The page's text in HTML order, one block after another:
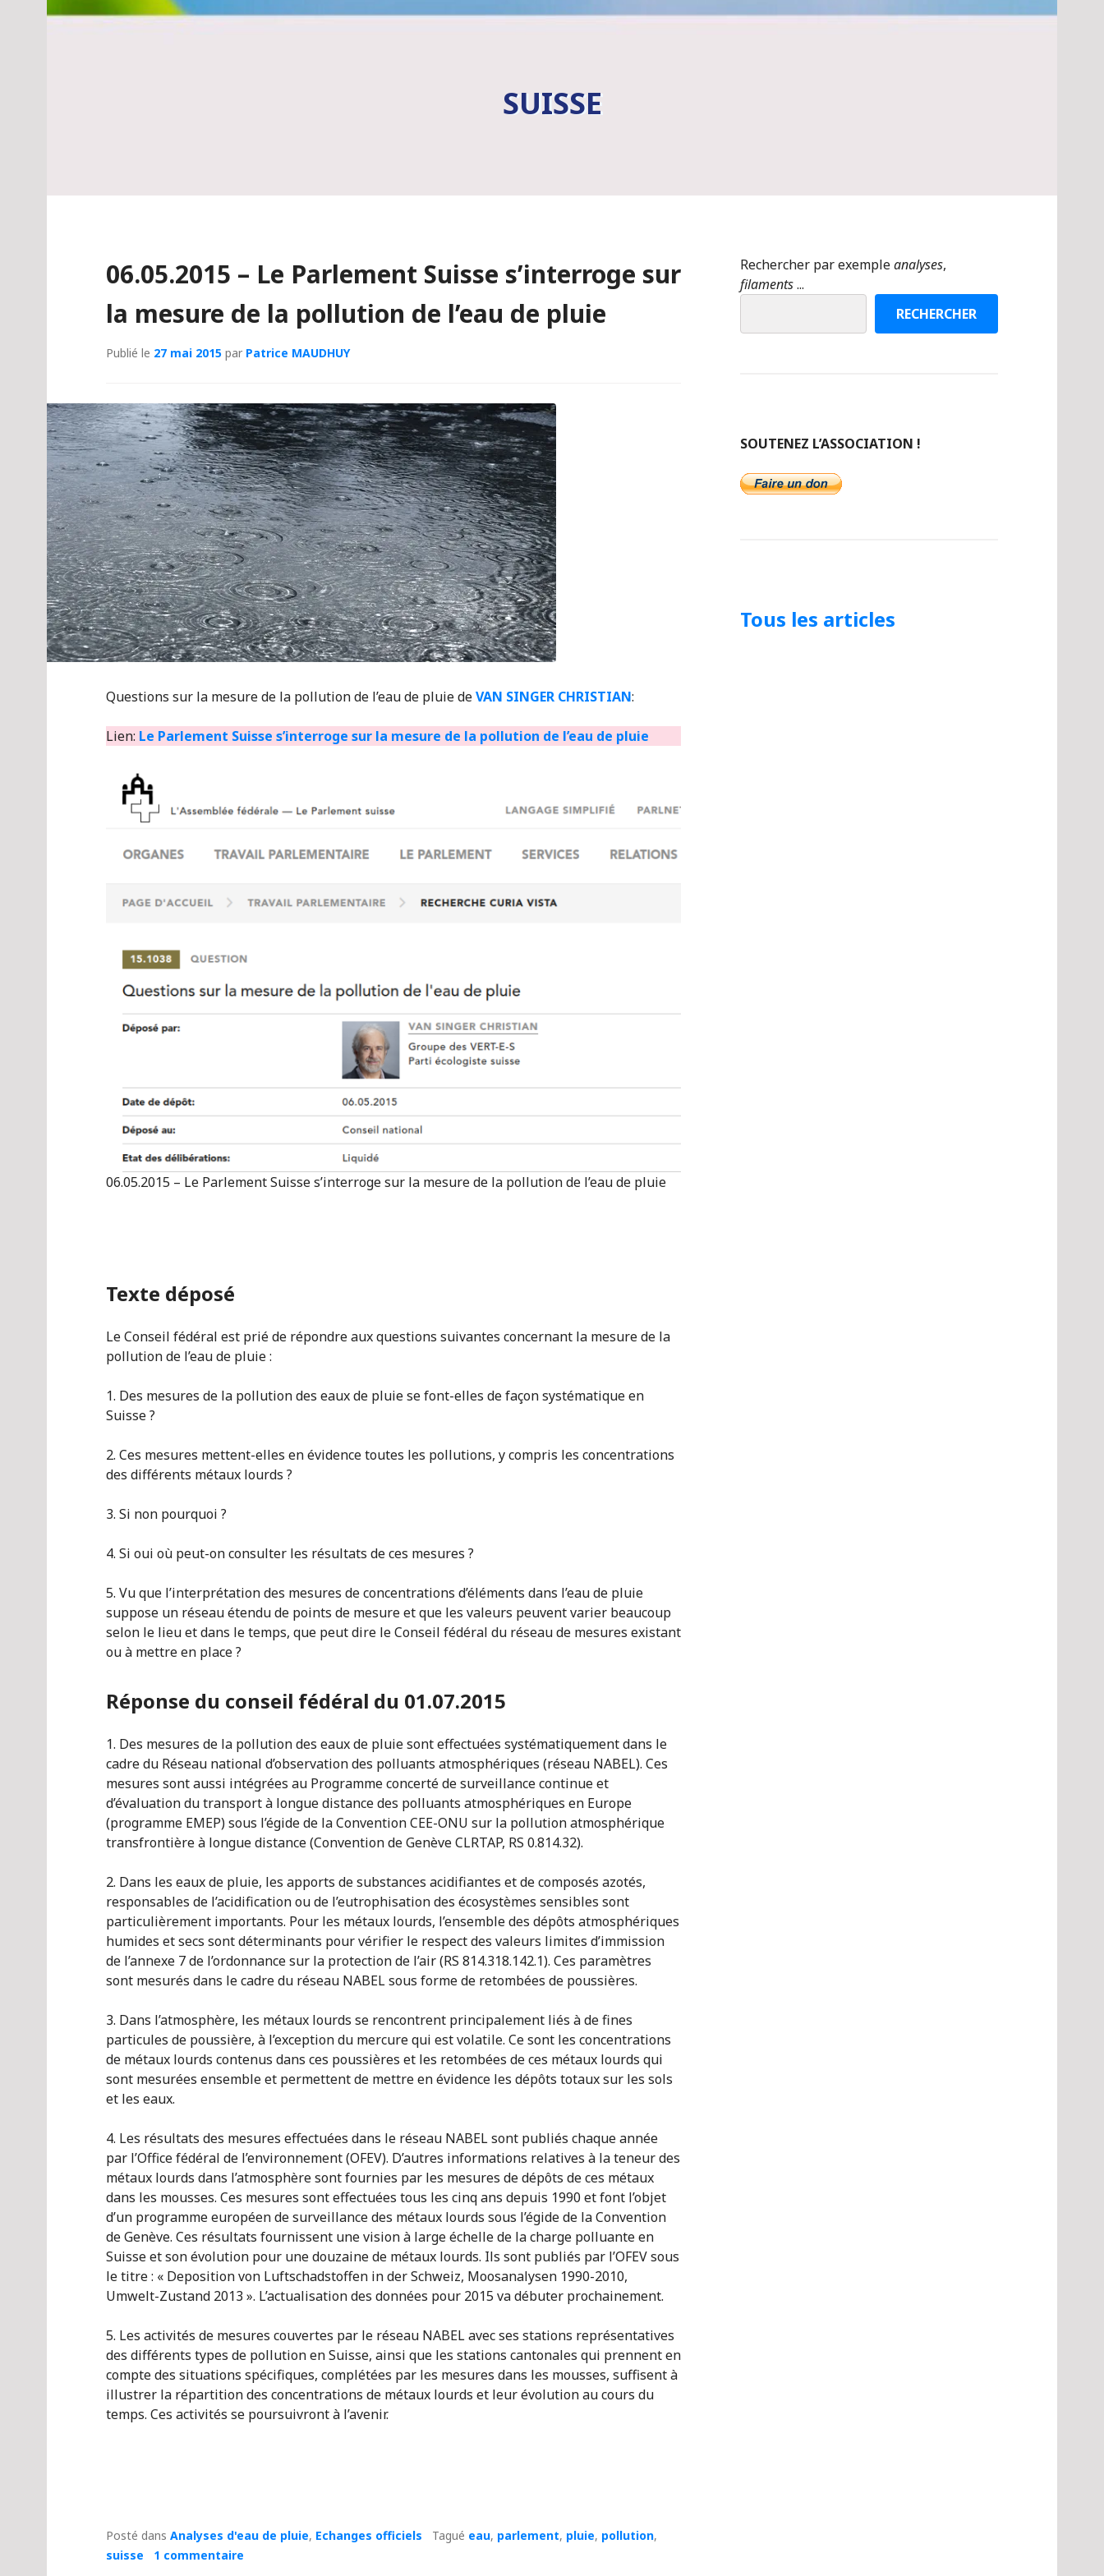
SUISSE
06.05.2015 – Le Parlement Suisse s’interroge sur
la mesure de la pollution de l’eau de pluie
Publié le 27 mai 2015 par Patrice MAUDHUY
Questions sur la mesure de la pollution de l’eau de pluie deVAN SINGER CHRISTIAN:
Lien: Le Parlement Suisse s’interroge sur la mesure de la pollution de l’eau de pluie
06.05.2015 – Le Parlement Suisse s’interroge sur la mesure de la pollution de l’eau de pluie
Texte déposé
Le Conseil fédéral est prié de répondre aux questions suivantes concernant la mesure de la
pollution de l’eau de pluie :
1. Des mesures de la pollution des eaux de pluie se font-elles de façon systématique en
Suisse ?
2. Ces mesures mettent-elles en évidence toutes les pollutions, y compris les concentrations
des différents métaux lourds ?
3. Si non pourquoi ?
4. Si oui où peut-on consulter les résultats de ces mesures ?
5. Vu que l’interprétation des mesures de concentrations d’éléments dans l’eau de pluie
suppose un réseau étendu de points de mesure et que les valeurs peuvent varier beaucoup
selon le lieu et dans le temps, que peut dire le Conseil fédéral du réseau de mesures existant
ou à mettre en place ?
Réponse du conseil fédéral du 01.07.2015
1. Des mesures de la pollution des eaux de pluie sont effectuées systématiquement dans le
cadre du Réseau national d’observation des polluants atmosphériques (réseau NABEL). Ces
mesures sont aussi intégrées au Programme concerté de surveillance continue et
d’évaluation du transport à longue distance des polluants atmosphériques en Europe
(programme EMEP) sous l’égide de la Convention CEE-ONU sur la pollution atmosphérique
transfrontière à longue distance (Convention de Genève CLRTAP, RS 0.814.32).
2. Dans les eaux de pluie, les apports de substances acidifiantes et de composés azotés,
responsables de l’acidification ou de l’eutrophisation des écosystèmes sensibles sont
particulièrement importants. Pour les métaux lourds, l’ensemble des dépôts atmosphériques
humides et secs sont déterminants pour vérifier le respect des valeurs limites d’immission
de l’annexe 7 de l’ordonnance sur la protection de l’air (RS 814.318.142.1). Ces paramètres
sont mesurés dans le cadre du réseau NABEL sous forme de retombées de poussières.
3. Dans l’atmosphère, les métaux lourds se rencontrent principalement liés à de fines
particules de poussière, à l’exception du mercure qui est volatile. Ce sont les concentrations
de métaux lourds contenus dans ces poussières et les retombées de ces métaux lourds qui
sont mesurées ensemble et permettent de mettre en évidence les dépôts totaux sur les sols
et les eaux.
4. Les résultats des mesures effectuées dans le réseau NABEL sont publiés chaque année
par l’Office fédéral de l’environnement (OFEV). D’autres informations relatives à la teneur des
métaux lourds dans l’atmosphère sont fournies par les mesures de dépôts de ces métaux
dans les mousses. Ces mesures sont effectuées tous les cinq ans depuis 1990 et font l’objet
d’un programme européen de surveillance des métaux lourds sous l’égide de la Convention
de Genève. Ces résultats fournissent une vision à large échelle de la charge polluante en
Suisse et son évolution pour une douzaine de métaux lourds. Ils sont publiés par l’OFEV sous
le titre : « Deposition von Luftschadstoffen in der Schweiz, Moosanalysen 1990-2010,
Umwelt-Zustand 2013 ». L’actualisation des données pour 2015 va débuter prochainement.
5. Les activités de mesures couvertes par le réseau NABEL avec ses stations représentatives
des différents types de pollution en Suisse, ainsi que les stations cantonales qui prennent en
compte des situations spécifiques, complétées par les mesures dans les mousses, suffisent à
illustrer la répartition des concentrations de métaux lourds et leur évolution au cours du
temps. Ces activités se poursuivront à l’avenir.
Posté dans Analyses d'eau de pluie, Echanges officiels Tagué eau, parlement, pluie, pollution,
suisse
1 commentaire
Rechercher par exempleanalyses,
filaments...
RECHERCHER
SOUTENEZ L’ASSOCIATION !
Tous les articles